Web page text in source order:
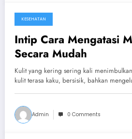
October 10, 2024
KESEHATAN
Intip Cara Mengatasi
Secara Mudah
Kulit yang kering sering kali
kulit terasa kaku, bersisik, bahkan
Admin 0 Comments